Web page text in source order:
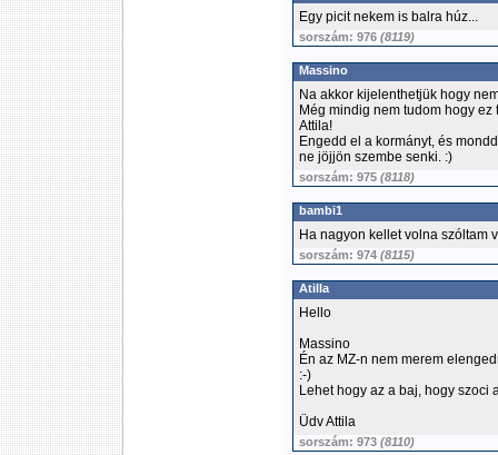
Egy picit nekem is balra húz...
sorszám: 976 (8119)
Massino
Na akkor kijelenthetjük hogy
Még mindig nem tudom hogy ez
Attila!
Engedd el a kormányt, és
ne jöjjön szembe senki. :)
sorszám: 975 (8118)
bambi1
Ha nagyon kellet volna szóltam
sorszám: 974 (8115)
Atilla
Hello
Massino
Én az MZ-n nem merem
:-)
Lehet hogy az a baj, hogy szoci
Üdv Attila
sorszám: 973 (8110)